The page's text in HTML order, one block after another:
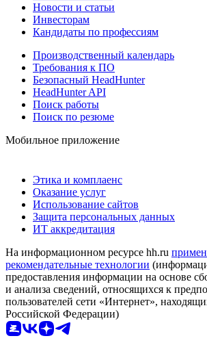
Новости и статьи
Инвесторам
Кандидаты по профессиям
Производственный календарь
Требования к ПО
Безопасный HeadHunter
HeadHunter API
Поиск работы
Поиск по резюме
Мобильное приложение
Этика и комплаенс
Оказание услуг
Использование сайтов
Защита персональных данных
ИТ аккредитация
На информационном ресурсе hh.ru
рекомендательные технологии
предоставления информации на основе
и анализа сведений, относящихся к
пользователей сети «Интернет»,
Российской Федерации)